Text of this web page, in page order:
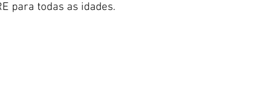
para todas as idades.